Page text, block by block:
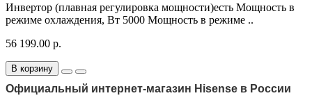
Инвертор (плавная регулировка мощности)есть Мощность в
режиме охлаждения, Вт 5000 Мощность в режиме ..
56 199.00 р.
В корзину
Официальный интернет-магазин Hisense в России